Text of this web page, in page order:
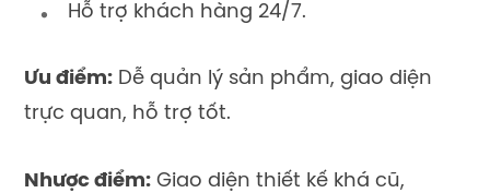
Hỗ trợ khách hàng 24/7.
Ưu điểm: Dễ quản lý sản phẩm, giao diện
trực quan, hỗ trợ tốt.
Nhược điểm: Giao diện thiết kế khá cũ,